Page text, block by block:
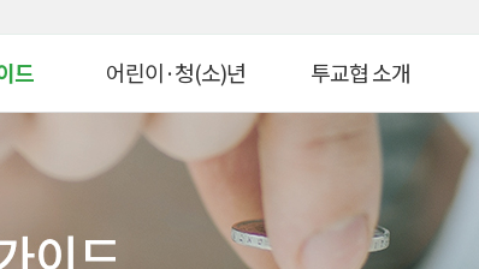
드
리
어린이·청(소)년
늘봄교육
파이낸셜 빌리지
모의투자게임 체험
투교협 소개
투교협 소개
주요 사업